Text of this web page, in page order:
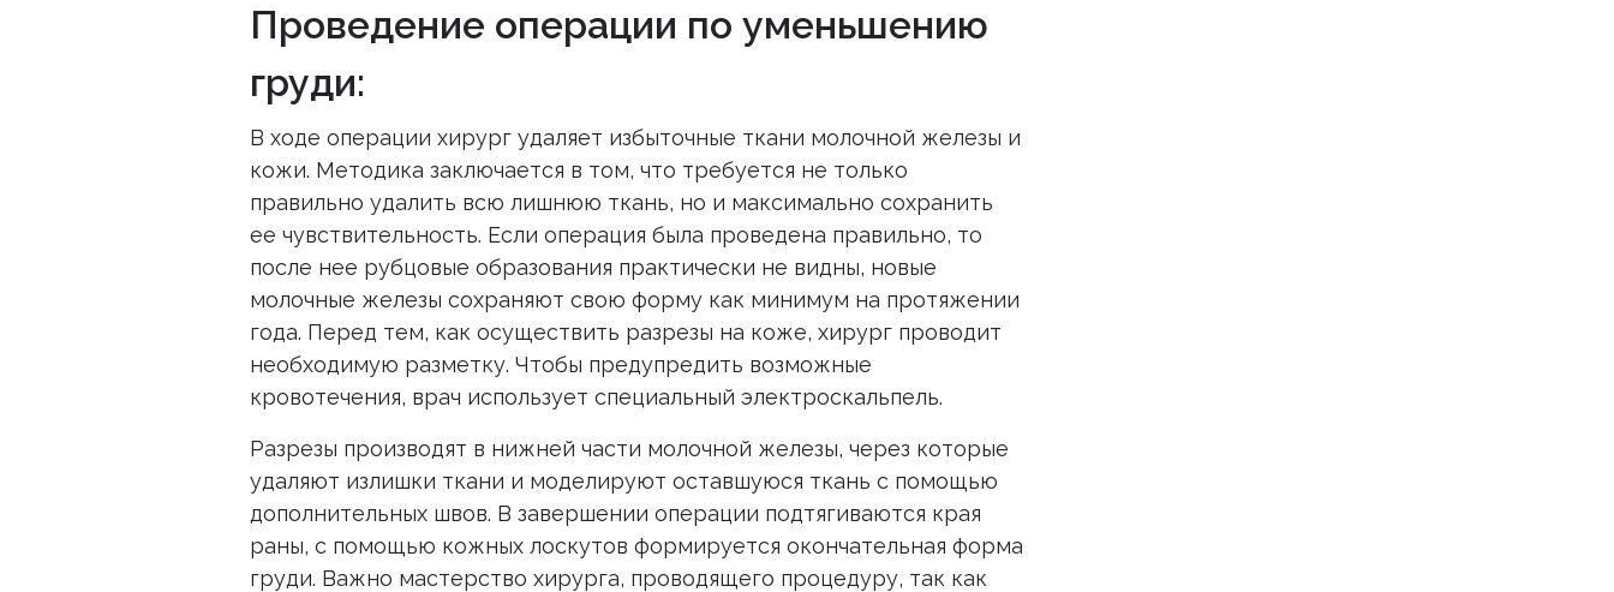
Проведение операции по уменьшению
груди:
В ходе операции хирург удаляет избыточные ткани молочной железы и
кожи. Методика заключается в том, что требуется не только
правильно удалить всю лишнюю ткань, но и максимально сохранить
ее чувствительность. Если операция была проведена правильно, то
после нее рубцовые образования практически не видны, новые
молочные железы сохраняют свою форму как минимум на протяжении
года. Перед тем, как осуществить разрезы на коже, хирург проводит
необходимую разметку. Чтобы предупредить возможные
кровотечения, врач использует специальный электроскальпель.
Разрезы производят в нижней части молочной железы, через которые
удаляют излишки ткани и моделируют оставшуюся ткань с помощью
дополнительных швов. В завершении операции подтягиваются края
раны, с помощью кожных лоскутов формируется окончательная форма
груди. Важно мастерство хирурга, проводящего процедуру, так как